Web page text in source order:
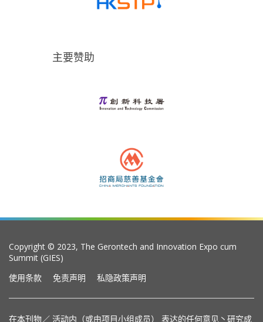
主要赞助
Copyright © 2023, The Gerontech and Innovation Expo cum
Summit (GIES)
使用条款
免责声明 私隐政策声明
在本刊物／ 活动内（或由项目小组成员） 表达的任何意见丶研究成